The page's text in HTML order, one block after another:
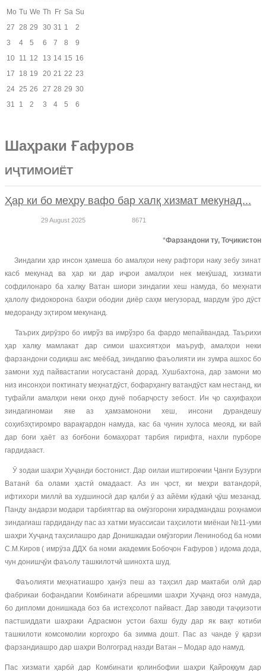
Mo Tu We Th Fr Sa Su
27 28 29 30 31 1
2
3
4 5 6 7 8
9
10 11 12 13 14 15 16
17
18 19 20 21 22 23
24 25 26 27 28 29 30
31
1 2 3 4 5 6
Шаҳраки Ғафуров
ИҶТИМОИЁТ
Ҳар ки бо меҳру вафо бар халқ хизмат мекунад...
29 August 2025 8671
*Фарзандони ту, Тоҷикистон
Зиндагии ҳар инсон ҳамеша бо амалҳои неку рафтори наку зебу зинат
касб мекунад ва ҳар ки дар иҷрои амалҳои нек мекӯшад, хизмати
софдилонаро ба халқу Ватан шиори зиндагии хеш намуда, бо меҳнати
ҳалолу фидокорона баҳри ободии диёр саҳм мегузорад, мардум ӯро дӯст
медоранду эҳтиром мекунанд.
Таърих дирӯзро бо имрўз ва имрўзро ба фардо мепайвандад. Таърихи
ҳар халқу мамлакат дар симои шахсиятҳои маъруф, амалҳои неки
фарзандони содиқаш акс меёбад, зиндагию фаъолияти ин зумра ашхос бо
замони худ пайвастагии ногусастанӣ дорад. Хушбахтона, дар замони мо
низ инсонҳои поктинату меҳнатдӯст, бофарҳангу ватандӯст кам нестанд, ки
туфайли амалҳои неки онҳо дунё побарҷосту зебост. Ин ҷо саҳифаҳои
зиндагиномаи яке аз ҳамзамонони хеш, инсони дурандешу
соҳибэҳтиромро варақгардон намуда, кас ба чунин хулоса меояд, ки вай
дар боғи ҳаёт аз боғбони бомаҳорат тарбия гирифта, нахли пурборе
гардидааст.
Ӯ зодаи шаҳри Хуҷанди бостонист. Дар оилаи иштирокчии Ҷанги Бузурги
Ватанӣ ба олами ҳастӣ омадааст. Аз ин ҷост, ки меҳри ватандорӣ,
ифтихори миллӣ ва худшиносӣ дар қалби ӯ аз айёми кӯдакӣ ҷӯш мезанад.
Панду андарзи модари тарбиятгар ва омӯзгорони хирадмандаш роҳнамои
зиндагиаш гардиданду пас аз хатми муассисаи таҳсилоти миёнаи №11-уми
шаҳри Хуҷанд таҳсилашро дар Донишкадаи омӯзгории Ленинобод ба номи
С.М.Киров ( имрӯза ДДХ ба номи академик Бобоҷон Ғафуров ) идома дода,
чун донишҷӯи фаъолу ташкилотчӣ шинохта шуд.
Фаъолияти меҳнатиашро ҳанӯз пеш аз таҳсил дар мактаби олӣ дар
фабрикаи бофандагии Комбинати абрешими шаҳри Хуҷанд оғоз намуда,
бо дипломи донишкада боз ба истеҳсолот пайваст. Дар заводи таҷҳизоти
пастшиддати шаҳраки Адрасмон устои бахш буду дар як вақт котиби
ташкилоти комсомолии коргоҳро ба зимма дошт. Пас аз чанде ӯ қарзи
фарзандиашро дар шаҳри Волгоград назди Ватан – Модар адо намуд.
Пас хизмати ҳарбӣ дар Комбинати қолинбофии шаҳри Қайроққум дар